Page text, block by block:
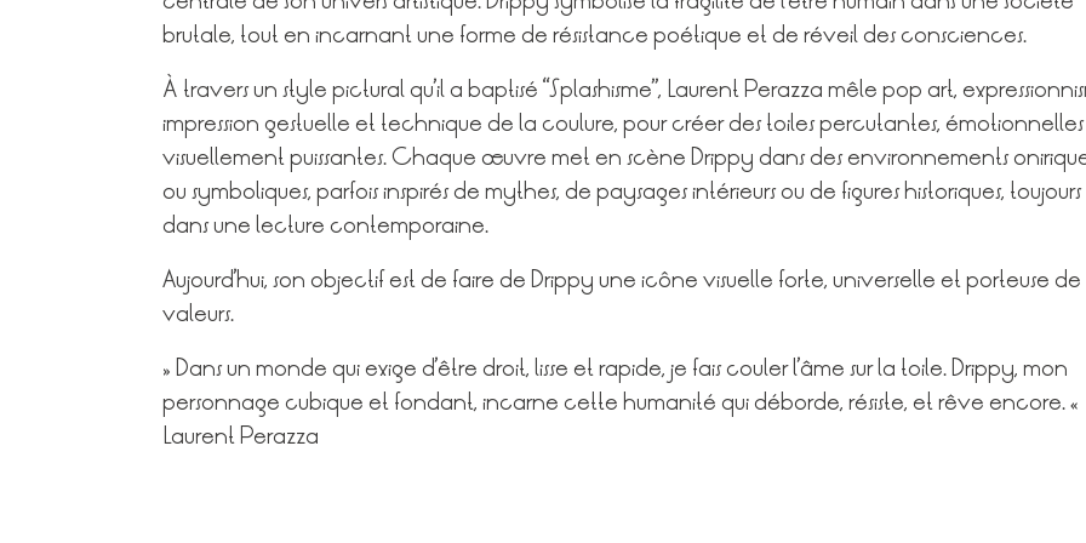
brutale, tout en incarnant une forme de résistance poétique et de réveil des consciences.
À travers un style pictural qu’il a baptisé “Splashisme”, Laurent Perazza mêle pop art,
impression gestuelle et technique de la coulure, pour créer des toiles percutantes,
visuellement puissantes. Chaque œuvre met en scène Drippy dans des environnements
ou symboliques, parfois inspirés de mythes, de paysages intérieurs ou de figures historiques, toujours
dans une lecture contemporaine.
Aujourd’hui, son objectif est de faire de Drippy une icône visuelle forte, universelle et porteuse de
valeurs.
« Dans un monde qui exige d’être droit, lisse et rapide, je fais couler l’âme sur la toile. Drippy, mon
personnage cubique et fondant, incarne cette humanité qui déborde, résiste, et rêve encore. »
Laurent Perazza